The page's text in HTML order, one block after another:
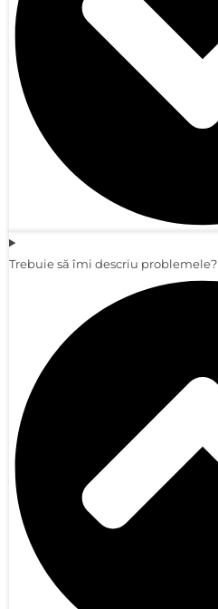
Trebuie să îmi descriu problemele?